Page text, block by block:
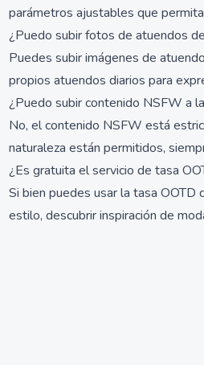
parámetros ajustables que
¿Puedo subir fotos de atuendos
Puedes subir imágenes de
propios atuendos diarios para
¿Puedo subir contenido NSFW a
No, el contenido NSFW está
naturaleza están permitidos,
¿Es gratuita el servicio de tasa
Si bien puedes usar la tasa
estilo, descubrir inspiración de